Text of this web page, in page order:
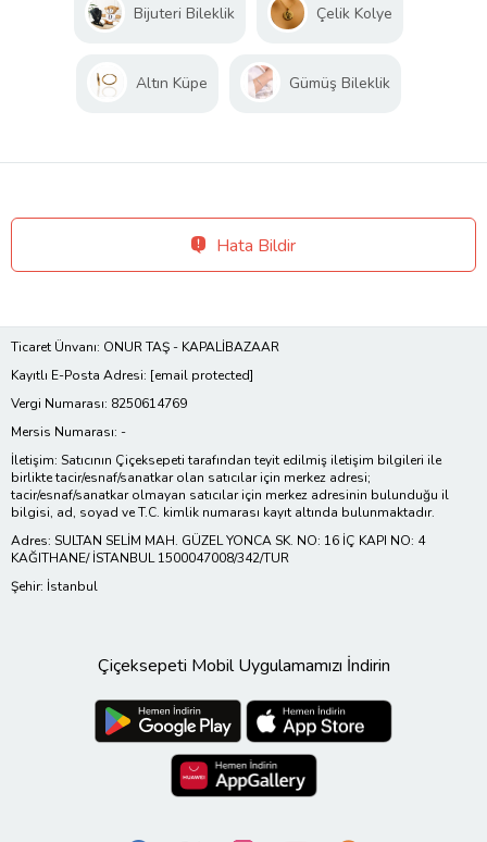
Bijuteri Bileklik Çelik Kolye
Altın Küpe Gümüş Bileklik
Hata Bildir
Ticaret Ünvanı: ONUR TAŞ - KAPALİBAZAAR
Kayıtlı E-Posta Adresi: [email protected]
Vergi Numarası: 8250614769
Mersis Numarası: -
İletişim: Satıcının Çiçeksepeti tarafından teyit edilmiş iletişim bilgileri ile
birlikte tacir/esnaf/sanatkar olan satıcılar için merkez adresi;
tacir/esnaf/sanatkar olmayan satıcılar için merkez adresinin bulunduğu il
bilgisi, ad, soyad ve T.C. kimlik numarası kayıt altında bulunmaktadır.
Adres: SULTAN SELİM MAH. GÜZEL YONCA SK. NO: 16 İÇ KAPI NO: 4
KAĞITHANE/ İSTANBUL 1500047008/342/TUR
Şehir: İstanbul
Çiçeksepeti Mobil Uygulamamızı İndirin